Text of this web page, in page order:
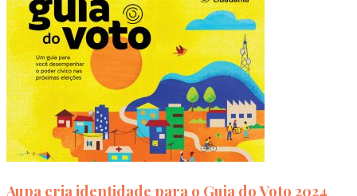
Aupa cria identidade para o Guia do Voto 2024